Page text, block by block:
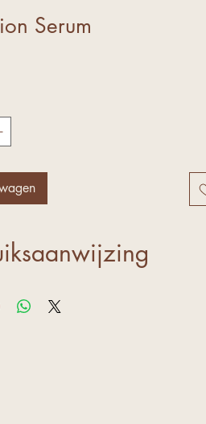
Serum
masseer zachtjes in. Laat het